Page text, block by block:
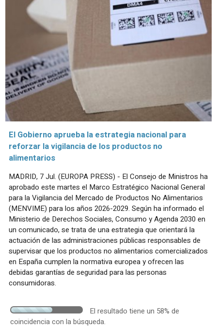
El Gobierno aprueba la estrategia nacional para
reforzar la vigilancia de los productos no
alimentarios
MADRID, 7 Jul. (EUROPA PRESS) - El Consejo de Ministros ha
aprobado este martes el Marco Estratégico Nacional General
para la Vigilancia del Mercado de Productos No Alimentarios
(MENVIME) para los años 2026-2029. Según ha informado el
Ministerio de Derechos Sociales, Consumo y Agenda 2030 en
un comunicado, se trata de una estrategia que orientará la
actuación de las administraciones públicas responsables de
supervisar que los productos no alimentarios comercializados
en España cumplen la normativa europea y ofrecen las
debidas garantías de seguridad para las personas
consumidoras.
El resultado tiene un 58% de
coincidencia con la búsqueda.